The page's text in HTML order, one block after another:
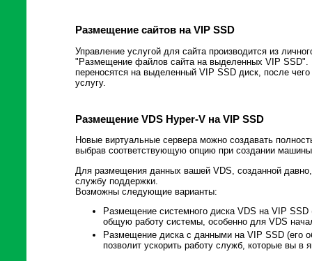
Размещение сайтов на VIP SSD
Управление услугой для сайта производится из
"Размещение файлов сайта на выделенных VIP SSD".
переносятся на выделенный VIP SSD диск, после
услугу.
Размещение VDS Hyper-V на VIP SSD
Новые виртуальные сервера можно создавать
выбрав соответствующую опцию при создании
Для размещения данных вашей VDS, созданной
службу поддержки.
Возможны следующие варианты:
Размещение системного диска VDS на VIP SSD
общую работу системы, особенно для VDS
Размещение диска с данными на VIP SSD (его
позволит ускорить работу служб, которые вы